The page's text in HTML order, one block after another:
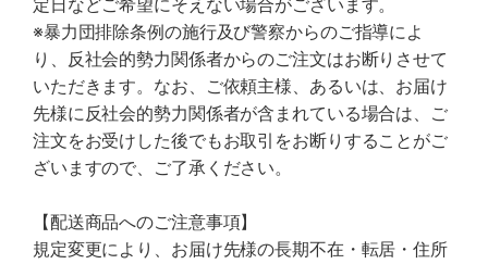
定日などご希望にそえない場合がございます。
※暴力団排除条例の施行及び警察からのご指導によ
り、反社会的勢力関係者からのご注文はお断りさせて
いただきます。なお、ご依頼主様、あるいは、お届け
先様に反社会的勢力関係者が含まれている場合は、ご
注文をお受けした後でもお取引をお断りすることがご
ざいますので、ご了承ください。
【配送商品へのご注意事項】
規定変更により、お届け先様の長期不在・転居・住所